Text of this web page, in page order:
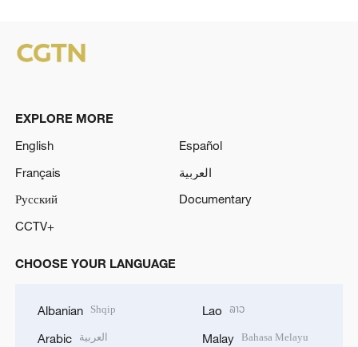
EXPLORE MORE
English
Español
Français
العربية
Русский
Documentary
CCTV+
CHOOSE YOUR LANGUAGE
Albanian Shqip
Arabic العربية
Lao ລາວ
Malay Bahasa Melayu